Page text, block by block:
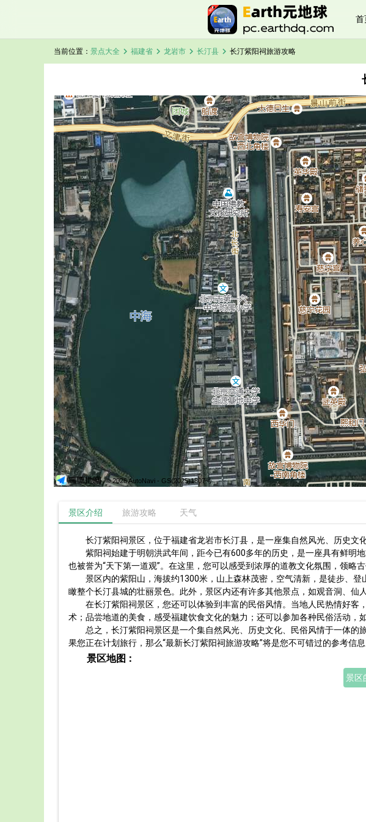
首
当前位置： 景点大全 chevron_right 福建省 chevron_right 龙岩市 chevron_right 长汀县 chevron_right 长汀紫阳祠旅游攻略
长汀紫阳祠卫星地图加载中，请稍候...
© 2026 AutoNavi - GS(2025)1807号
景区介绍 旅游攻略 天气
长汀紫阳祠景区，位于福建省龙岩市长汀县，是一座集自然风光、历史文
紫阳祠始建于明朝洪武年间，距今已有600多年的历史，是一座具有鲜明
也被誉为“天下第一道观”。在这里，您可以感受到浓厚的道教文化氛围，领略古
景区内的紫阳山，海拔约1300米，山上森林茂密，空气清新，是徒步、
瞰整个长汀县城的壮丽景色。此外，景区内还有许多其他景点，如观音洞、仙
在长汀紫阳祠景区，您还可以体验到丰富的民俗风情。当地人民热情好
术；品尝地道的美食，感受福建饮食文化的魅力；还可以参加各种民俗活动，
总之，长汀紫阳祠景区是一个集自然风光、历史文化、民俗风情于一体
果您正在计划旅行，那么“最新长汀紫阳祠旅游攻略”将是您不可错过的参考信息
景区地图：
景区